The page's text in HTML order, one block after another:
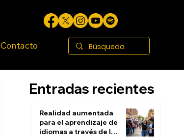
Contacto
Entradas recientes
Realidad aumentada
para el aprendizaje de
idiomas a través de la